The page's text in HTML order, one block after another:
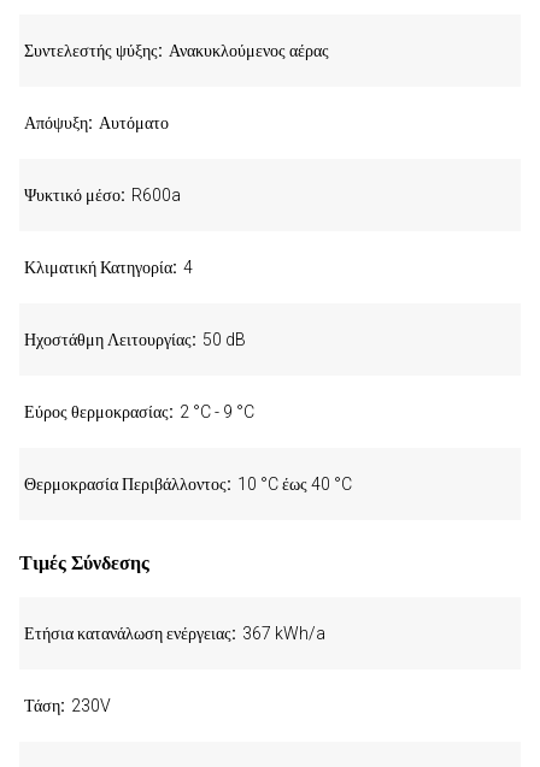
Συντελεστής ψύξης Ανακυκλούμενος αέρας
Απόψυξη Αυτόματο
Ψυκτικό μέσο R600a
Κλιματική Κατηγορία 4
Ηχοστάθμη Λειτουργίας 50 dB
Εύρος θερμοκρασίας 2 °C - 9 °C
Θερμοκρασία Περιβάλλοντος 10 °C έως 40 °C
Τιμές Σύνδεσης
Ετήσια κατανάλωση ενέργειας 367 kWh/a
Τάση 230V